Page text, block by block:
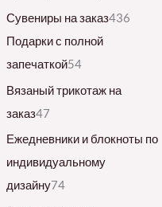
Сувениры на заказ436
Подарки с полной
запечаткой54
Вязаный трикотаж на
заказ47
Ежедневники и блокноты по
индивидуальному
дизайну74